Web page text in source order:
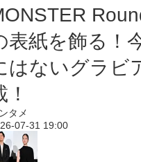
表紙を飾る！
はないグラビ
！
タメ
07-31 19:00